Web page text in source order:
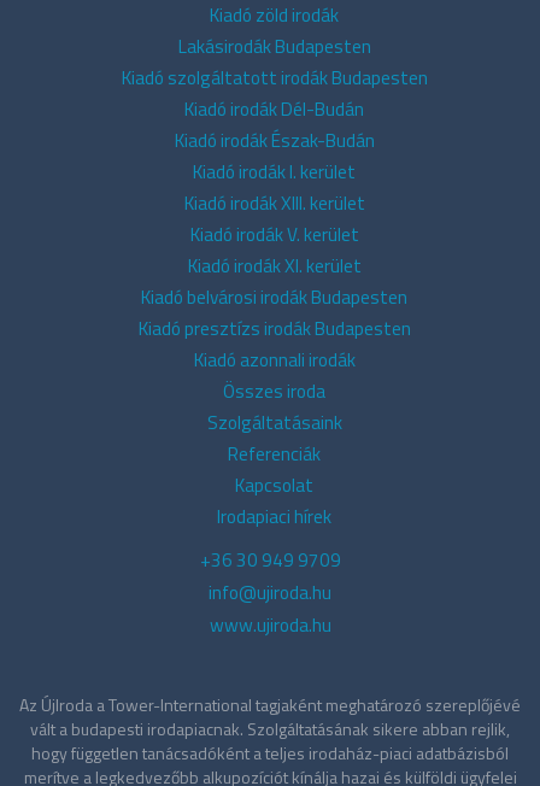
Kiadó zöld irodák
Lakásirodák Budapesten
Kiadó szolgáltatott irodák Budapesten
Kiadó irodák Dél-Budán
Kiadó irodák Észak-Budán
Kiadó irodák I. kerület
Kiadó irodák XIII. kerület
Kiadó irodák V. kerület
Kiadó irodák XI. kerület
Kiadó belvárosi irodák Budapesten
Kiadó presztízs irodák Budapesten
Kiadó azonnali irodák
Összes iroda
Szolgáltatásaink
Referenciák
Kapcsolat
Irodapiaci hírek
+36 30 949 9709
info@ujiroda.hu
www.ujiroda.hu
Az ÚjIroda a Tower-International tagjaként meghatározó szereplőjévé
vált a budapesti irodapiacnak. Szolgáltatásának sikere abban rejlik,
hogy független tanácsadóként a teljes irodaház-piaci adatbázisból
merítve a legkedvezőbb alkupozíciót kínálja hazai és külföldi ügyfelei